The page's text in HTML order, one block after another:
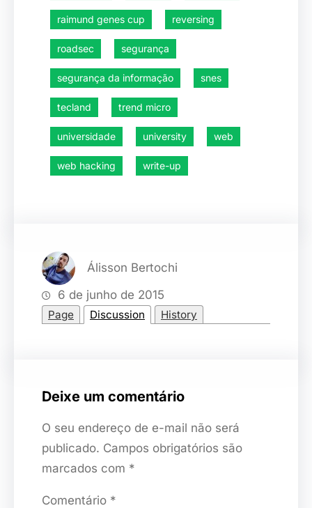
raimund genes cup reversing
roadsec segurança
segurança da informação snes
tecland trend micro
universidade university web
web hacking write-up
Álisson Bertochi
6 de junho de 2015
Page Discussion History
Deixe um comentário
O seu endereço de e-mail não será
publicado. Campos obrigatórios são
marcados com *
Comentário *